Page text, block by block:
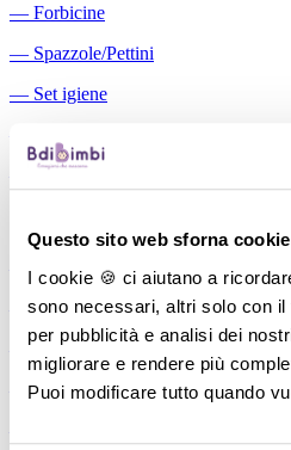
Questo sito web sforna
I cookie 🍪 ci aiutano a
sono necessari, altri solo con
per pubblicità e analisi dei
migliorare e rendere più
Puoi modificare tutto quando
― Forbicine
― Spazzole/Pettini
― Set igiene
Aspiratori nasali manuali
―
Cuscini allattamento
―Biberon
―
Tettarelle
―Succhietti